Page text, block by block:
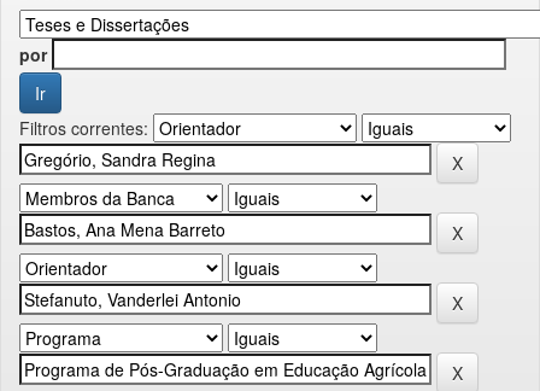
por
Filtros correntes: